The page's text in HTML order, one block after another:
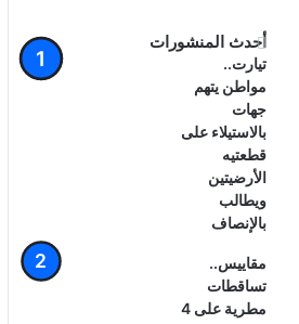
أحدث المنشورات
تيارت..
مواطن يتهم
جهات
بالاستيلاء على
قطعتيه
الأرضيتين
ويطالب
بالإنصاف
مقاييس..
تساقطات
مطرية على 4